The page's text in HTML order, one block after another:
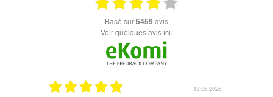
basé sur5459 avis
Voir quelques avis ici.
18.06.2026